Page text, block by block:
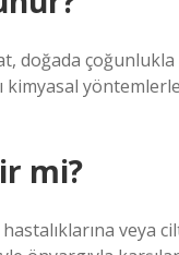
doğada
kimyasal
mi?